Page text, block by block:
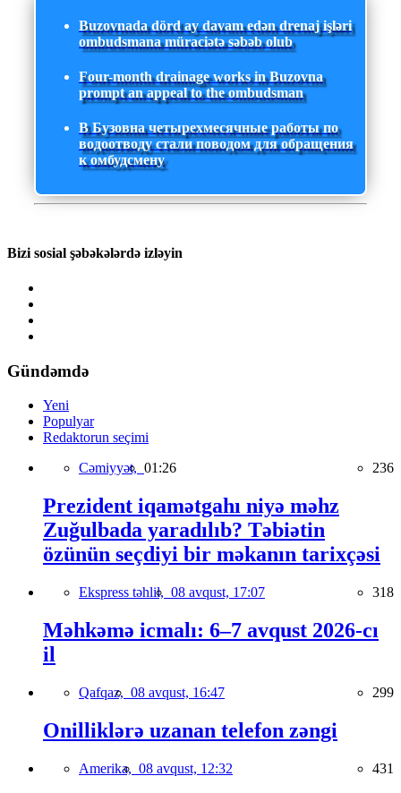
Buzovnada dörd ay davam edən drenaj işləri
ombudsmana müraciətə səbəb olub
Four-month drainage works in Buzovna
prompt an appeal to the ombudsman
В Бузовна четырехмесячные работы по
водоотводу стали поводом для обращения
к омбудсмену
Bizi sosial şəbəkələrdə izləyin
Gündəmdə
Yeni
Populyar
Redaktorun seçimi
Cəmiyyət, 01:26 236
Prezident iqamətgahı niyə məhz
Zuğulbada yaradılıb? Təbiətin
özünün seçdiyi bir məkanın tarixçəsi
Ekspress təhlil, 08 avqust, 17:07 318
Məhkəmə icmalı: 6–7 avqust 2026-cı
il
Qafqaz, 08 avqust, 16:47 299
Onilliklərə uzanan telefon zəngi
Amerika, 08 avqust, 12:32 431